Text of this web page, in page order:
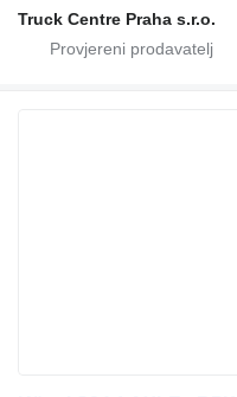
Truck Centre Praha s.r.o.